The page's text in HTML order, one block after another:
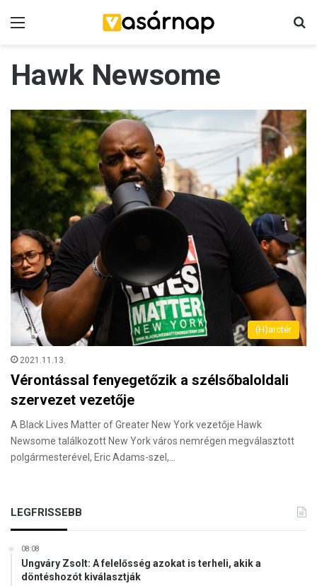
Hawk Newsome
(H)arctér
2021.11.13.
Vérontással fenyegetőzik a szélsőbaloldali
szervezet vezetője
A Black Lives Matter of Greater New York vezetője Hawk
Newsome találkozott New York város nemrégen megválasztott
polgármesterével, Eric Adams-szel,…
LEGFRISSEBB
08:08
Ungváry Zsolt: A felelősség azokat is terheli, akik a
döntéshozót kiválasztják